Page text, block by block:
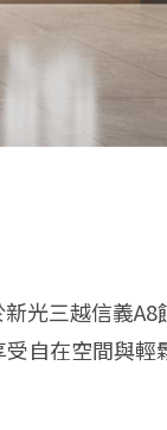
光三越信義A8
自在空間與輕